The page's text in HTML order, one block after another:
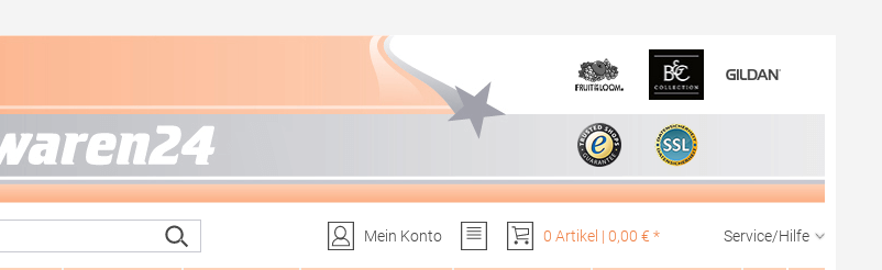
Mein Konto
0 Artikel | 0,00 € * Service/Hilfe